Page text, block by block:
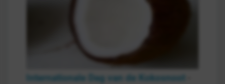
Internationale Dag van de Kokosnoot